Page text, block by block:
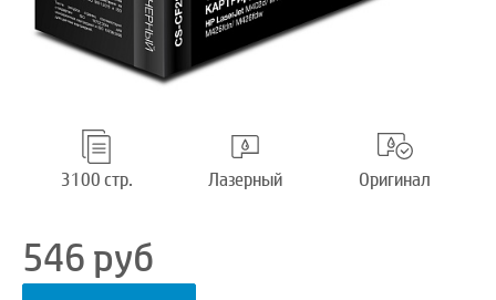
3100 стр. Лазерный Оригинал
546руб